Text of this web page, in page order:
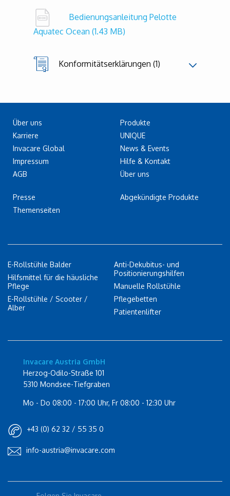
Bedienungsanleitung Pelotte
Aquatec Ocean (1.43 MB)
Konformitätserklärungen (1)
Über uns
Karriere
Invacare Global
Impressum
AGB
Presse
Themenseiten
Produkte
UNIQUE
News & Events
Hilfe & Kontakt
Über uns
Abgekündigte Produkte
E-Rollstühle Balder
Hilfsmittel für die häusliche
Pflege
E-Rollstühle / Scooter /
Alber
Anti-Dekubitus- und
Positionierungshilfen
Manuelle Rollstühle
Pflegebetten
Patientenlifter
Invacare Austria GmbH
Herzog-Odilo-Straße 101
5310 Mondsee-Tiefgraben
Mo - Do 08:00 - 17:00 Uhr, Fr 08:00 - 12:30 Uhr
+43 (0) 62 32 / 55 35 0
info-austria@invacare.com
Rolli-Community